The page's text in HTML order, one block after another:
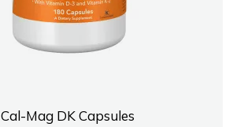
Cal-Mag DK Capsules